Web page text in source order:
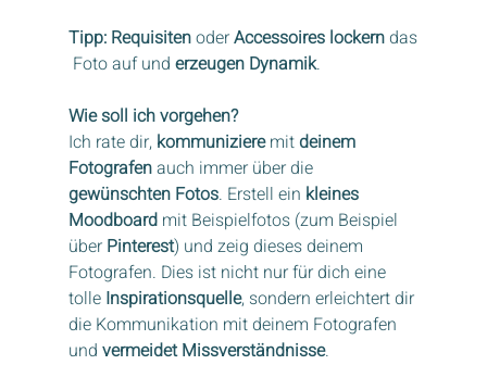
Tipp: Requisiten oder Accessoires lockern das
Foto auf und erzeugen Dynamik.
Wie soll ich vorgehen?
Ich rate dir, kommuniziere mit deinem
Fotografen auch immer über die
gewünschten Fotos. Erstell ein kleines
Moodboard mit Beispielfotos (zum Beispiel
über Pinterest) und zeig dieses deinem
Fotografen. Dies ist nicht nur für dich eine
tolle Inspirationsquelle, sondern erleichtert dir
die Kommunikation mit deinem Fotografen
und vermeidet Missverständnisse.